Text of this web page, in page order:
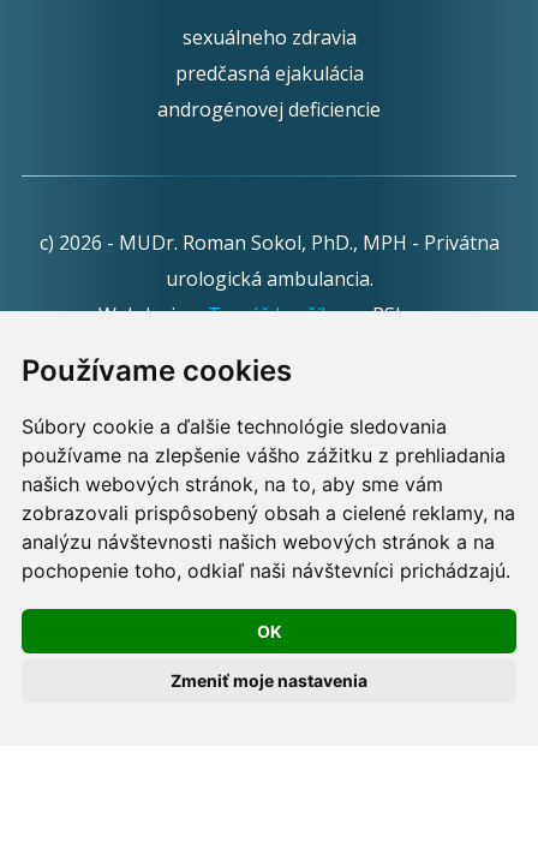
Používame cookies
Súbory cookie a ďalšie technológie sledovania
používame na zlepšenie vášho zážitku z prehliadania
našich webových stránok, na to, aby sme vám
zobrazovali prispôsobený obsah a cielené reklamy, na
analýzu návštevnosti našich webových stránok a na
pochopenie toho, odkiaľ naši návštevníci prichádzajú.
OK
Zmeniť moje nastavenia
sexuálneho zdravia
predčasná ejakulácia
androgénovej deficiencie
c) 2026 - MUDr. Roman Sokol, PhD., MPH - Privátna
urologická ambulancia.
Webdesign:Tomáš Levčíkpre RSbros.
Informačná povinnosť -Ochrana osobných údajov v
podmienkach prevádzkovateľa.
Používame cookies -nastavenie cookies.
Skopírovaním textu alebo časti textu z akejkoľvek
stránky tohto webu a jeho umiestnením na iný web
porušíte práva MUDr. Romana Sokola, PhD., MPH, ako
aj práva ďalších osôb zúčastnených na tvorbe obsahu
pre tento web.